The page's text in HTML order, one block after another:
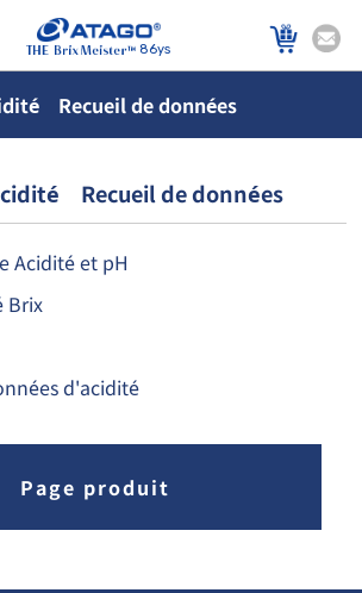
86ys
Recueil de données
Recueil de données
Acidité et pH
Brix
d'acidité
Page produit